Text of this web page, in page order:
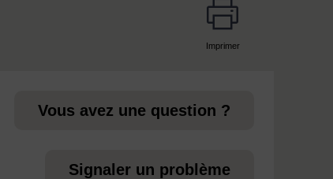
Imprimer
Vous avez une question ?
Signaler un problème